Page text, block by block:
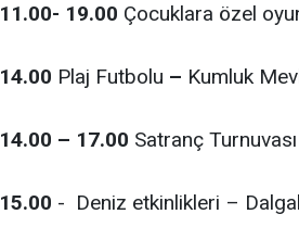
11.00- 19.00 Çocuklara özel
14.00 Plaj Futbolu – Kumluk
14.00 – 17.00 Satranç
15.00 - Deniz etkinlikleri –